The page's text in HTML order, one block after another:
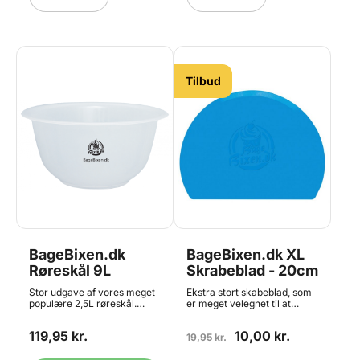
mere. Måler ca. 12cm i
BageBixen.dk
Røreskål 9L
Stor udgave af vores meget
populære 2,5L røreskål.
og hæveskål til dej.
119,95 kr.
Tilbud
BageBixen.dk XL
Skrabeblad - 20cm
Ekstra stort skabeblad, som
er meget velegnet til at
meget mere. Også god til alle
19,95 kr. 10,00 kr.